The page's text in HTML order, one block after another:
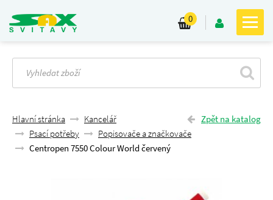
0
Zpět na katalog
Hlavní stránka
Kancelář
Psací potřeby
Popisovače a značkovače
Centropen 7550 Colour World červený